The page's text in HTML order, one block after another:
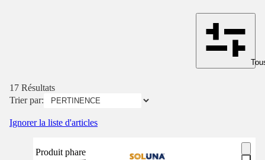
17 Résultats
Trier par:
Ignorer la liste d'articles
Produit phare